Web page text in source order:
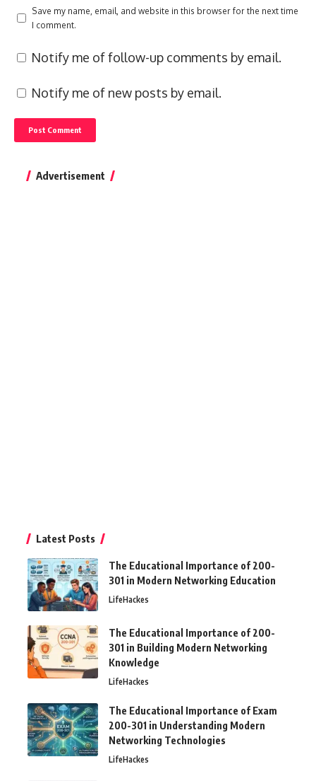
Save my name, email, and website in this browser for the next time
I comment.
Notify me of follow-up comments by email.
Notify me of new posts by email.
Advertisement
Latest Posts
The Educational Importance of 200-
301 in Modern Networking Education
LifeHackes
The Educational Importance of 200-
301 in Building Modern Networking
Knowledge
LifeHackes
The Educational Importance of Exam
200-301 in Understanding Modern
Networking Technologies
LifeHackes